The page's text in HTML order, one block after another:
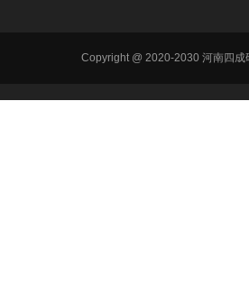
Copyright @ 2020-2030 河南四